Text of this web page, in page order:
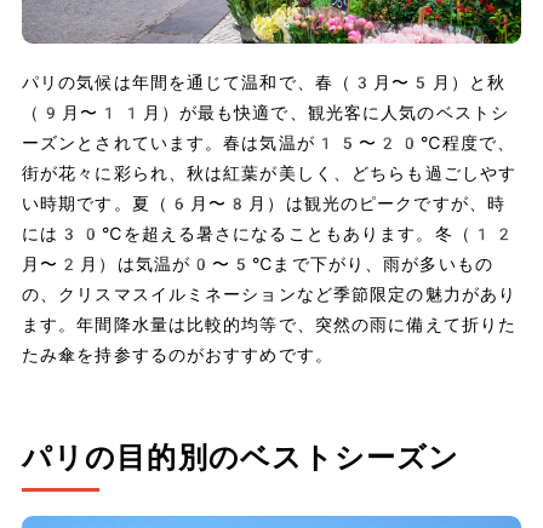
パリの気候は年間を通じて温和で、春（3月〜5月）と秋
（9月〜11月）が最も快適で、観光客に人気のベストシ
ーズンとされています。春は気温が15〜20℃程度で、
街が花々に彩られ、秋は紅葉が美しく、どちらも過ごしやす
い時期です。夏（6月〜8月）は観光のピークですが、時
には30℃を超える暑さになることもあります。冬（12
月〜2月）は気温が0〜5℃まで下がり、雨が多いもの
の、クリスマスイルミネーションなど季節限定の魅力があり
ます。年間降水量は比較的均等で、突然の雨に備えて折りた
たみ傘を持参するのがおすすめです。
パリの目的別のベストシーズン